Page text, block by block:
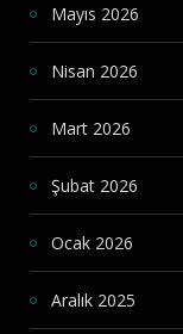
Mayıs 2026
Nisan 2026
Mart 2026
Şubat 2026
Ocak 2026
Aralık 2025